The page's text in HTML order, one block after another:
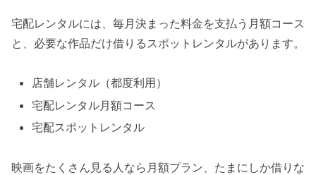
宅配レンタルには、毎月決まった料金を支払う月額コース
と、必要な作品だけ借りるスポットレンタルがあります。
店舗レンタル（都度利用）
宅配レンタル月額コース
宅配スポットレンタル
映画をたくさん見る人なら月額プラン、たまにしか借りな